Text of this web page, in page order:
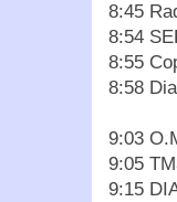
8:45
8:54
8:55
8:58
9:03
9:05
9:15